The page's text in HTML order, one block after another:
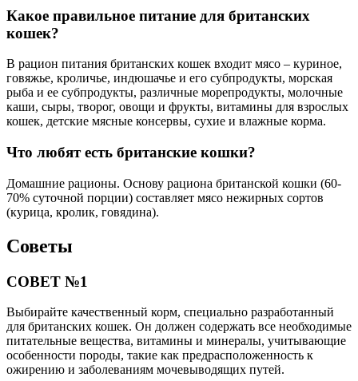
Какое правильное питание для британских
кошек?
В рацион питания британских кошек входит мясо – куриное,
говяжье, кроличье, индюшачье и его субпродукты, морская
рыба и ее субпродукты, различные морепродукты, молочные
каши, сыры, творог, овощи и фрукты, витамины для взрослых
кошек, детские мясные консервы, сухие и влажные корма.
Что любят есть британские кошки?
Домашние рационы. Основу рациона британской кошки (60-
70% суточной порции) составляет мясо нежирных сортов
(курица, кролик, говядина).
Советы
СОВЕТ №1
Выбирайте качественный корм, специально разработанный
для британских кошек. Он должен содержать все необходимые
питательные вещества, витамины и минералы, учитывающие
особенности породы, такие как предрасположенность к
ожирению и заболеваниям мочевыводящих путей.